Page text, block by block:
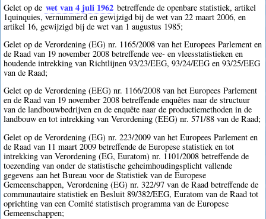
Gelet op de wet van 4 juli 1962 betreffende de openbare statistiek, artikel
1quinquies, vernummerd en gewijzigd bij de wet van 22 maart 2006, en
artikel 16, gewijzigd bij de wet van 1 augustus 1985;
Gelet op de Verordening (EG) nr. 1165/2008 van het Europees Parlement en
de Raad van 19 november 2008 betreffende vee- en vleesstatistieken en
houdende intrekking van Richtlijnen 93/23/EEG, 93/24/EEG en 93/25/EEG
van de Raad;
Gelet op de Verordening (EEG) nr. 1166/2008 van het Europees Parlement
en de Raad van 19 november 2008 betreffende enquêtes naar de structuur
van de landbouwbedrijven en de enquête naar de productiemethoden in de
landbouw en tot intrekking van Verordening (EEG) nr. 571/88 van de Raad;
Gelet op de Verordening (EG) nr. 223/2009 van het Europees Parlement en
de Raad van 11 maart 2009 betreffende de Europese statistiek en tot
intrekking van Verordening (EG, Euratom) nr. 1101/2008 betreffende de
toezending van onder de statistische geheimhoudingsplicht vallende
gegevens aan het Bureau voor de Statistiek van de Europese
Gemeenschappen, Verordening (EG) nr. 322/97 van de Raad betreffende de
communautaire statistiek en Besluit 89/382/EEG, Euratom van de Raad tot
oprichting van een Comité statistisch programma van de Europese
Gemeenschappen;